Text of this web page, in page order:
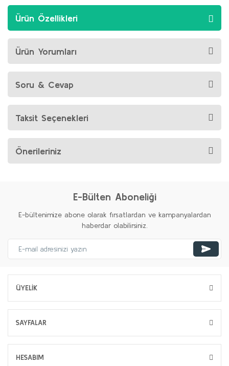
Ürün Özellikleri
Ürün Yorumları
Soru & Cevap
Taksit Seçenekleri
Önerileriniz
E-Bülten Aboneliği
E-bültenimize abone olarak fırsatlardan ve kampanyalardan
haberdar olabilirsiniz.
ÜYELİK
SAYFALAR
HESABIM